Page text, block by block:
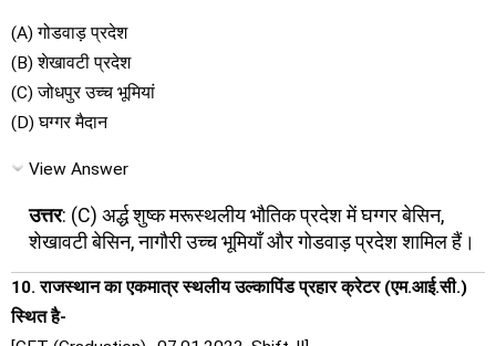
(A) गोडवाड़ प्रदेश
(B) शेखावटी प्रदेश
(C) जोधपुर उच्च भूमियां
(D) घग्गर मैदान
View Answer
उत्तर: (C) अर्द्ध शुष्क मरूस्थलीय भौतिक प्रदेश में घग्गर बेसिन,
शेखावटी बेसिन, नागौरी उच्च भूमियाँ और गोडवाड़ प्रदेश शामिल हैं।
10. राजस्थान का एकमात्र स्थलीय उल्कापिंड प्रहार क्रेटर (एम.आई.सी.)
स्थित है-